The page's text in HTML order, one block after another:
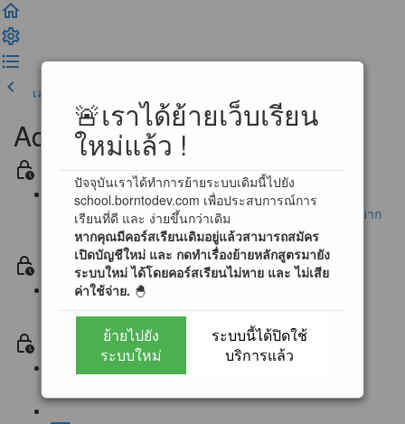
🚨เราได้ย้ายเว็บเรียน
ใหม่แล้ว !
ปัจจุบันเราได้ทำการย้ายระบบเดิมนี้ไปยัง
school.borntodev.com เพื่อประสบการณ์การ
เรียนที่ดี และ ง่ายขึ้นกว่าเดิม
หากคุณมีคอร์สเรียนเดิมอยู่แล้วสามารถสมัคร
เปิดบัญชีใหม่ และ กดทำเรื่องย้ายหลักสูตรมายัง
ระบบใหม่ ได้โดยคอร์สเรียนไม่หาย และ ไม่เสีย
ค่าใช้จ่าย. 🐣
ย้ายไปยัง
ระบบใหม่
ระบบนี้ได้ปิดใช้
บริการแล้ว
เลคเชอร์ก่อนหน้า
Advance Problem Solving
Section -1 ประกาศ / คำถามที่พบบ่อย / คู่มือการใช้ระบบ
ประกาศ การใช้งานระบบแบบฝึกหัดออนไลน์ (สำคัญมาก
Section 0 แนะนำบทเรียน / ปรับพื้นฐาน
Lecture 0 ทำความเข้าใจกับ Algorithm (1:30)
Section 2 เรียนรู้กับสิ่งที่เรียกว่า Flowchart